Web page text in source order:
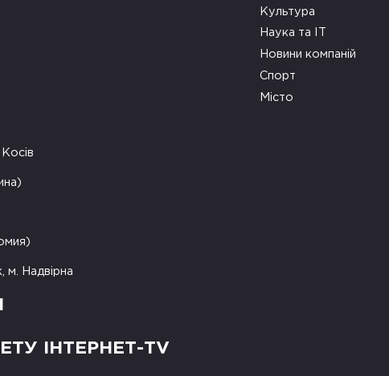
м. Надвірна
ІНТЕРНЕТ-TV
Культура
Наука та ІТ
Новини компаній
Спорт
Місто